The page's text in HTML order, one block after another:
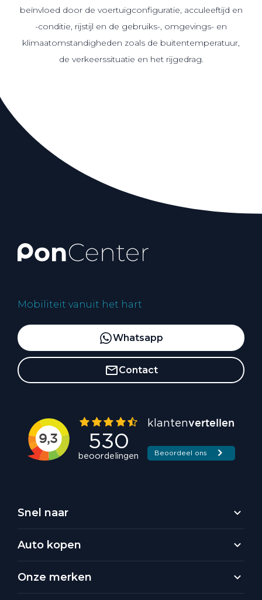
beïnvloed door de voertuigconfiguratie, acculeeftijd en
-conditie, rijstijl en de gebruiks-, omgevings- en
klimaatomstandigheden zoals de buitentemperatuur,
de verkeerssituatie en het rijgedrag.
Mobiliteit vanuit het hart
Whatsapp
Contact
Snel naar
Auto kopen
Onze merken